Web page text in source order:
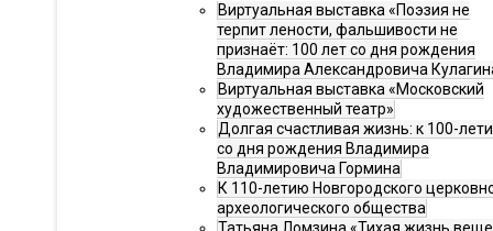
Виртуальная выставка «Поэзия не
терпит лености, фальшивости не
признаёт: 100 лет со дня рождения
Владимира Александровича
Виртуальная выставка «Московский
художественный театр»
Долгая счастливая жизнь: к 100-
со дня рождения Владимира
Владимировича Гормина
К 110-летию Новгородского
археологического общества